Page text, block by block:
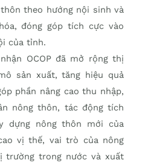
theo hướng nội sinh và
đóng góp tích cực vào
của tỉnh.
OCOP đã mở rộng thị
sản xuất, tăng hiệu quả
phần nâng cao thu nhập,
nông thôn, tác động tích
dựng nông thôn mới của
vị thế, vai trò của nông
trường trong nước và xuất